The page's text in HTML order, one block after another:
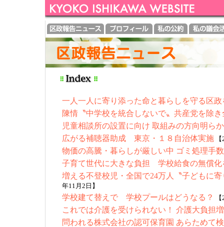
一人一人に寄り添った命と暮らしを守る区
陳情〝中学校を統合しないで〟共産党を除
児童相談所の設置に向け 取組みの方向明ら
広がる補聴器助成 東京・１８自治体実施【
物価の高騰・暮らしが厳しい中 ゴミ処理手
子育て世代に大きな負担 学校給食の無償化
増える不登校児・全国で24万人〝子どもに
年11月2日】
学校建て替えで 学校プールはどうなる？
これでは介護を受けられない！ 介護大負担
問われる株式会社の認可保育園 あらためて